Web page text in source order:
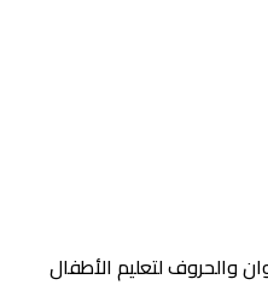
والحروف لتعليم الأطفال